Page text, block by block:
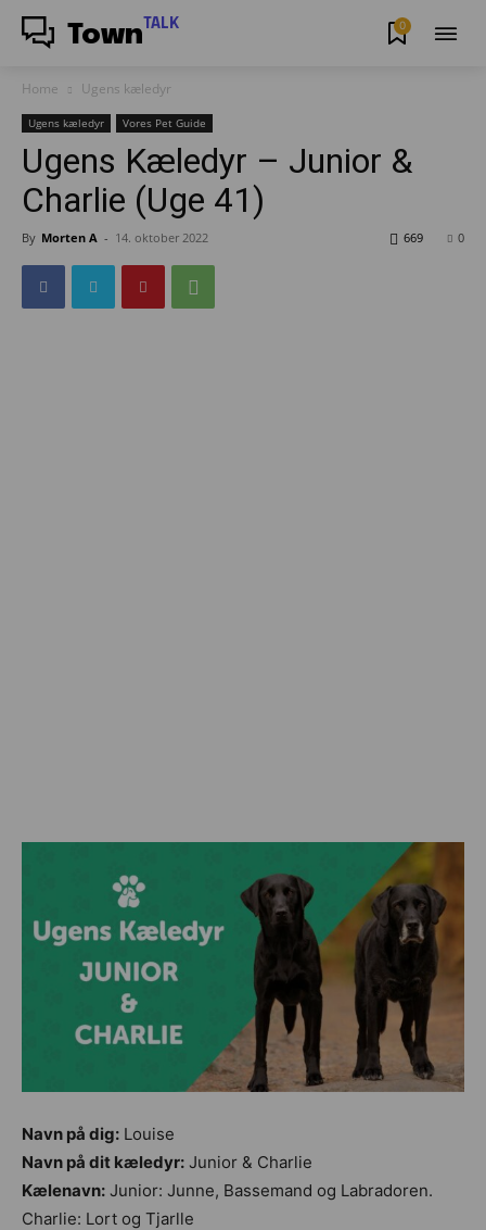
Town TALK 0
Home Ugens kæledyr
Ugens kæledyr Vores Pet Guide
Ugens Kæledyr – Junior &
Charlie (Uge 41)
By Morten A - 14. oktober 2022 0
669
Navn på dig: Louise
Navn på dit kæledyr: Junior & Charlie
Kælenavn: Junior: Junne, Bassemand og Labradoren.
Charlie: Lort og Tjarlle